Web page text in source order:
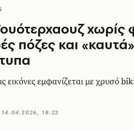
χωρίς
πόζες και «καυτά»
εικόνες εμφανίζεται με χρυσό
14.04.2026, 18:22